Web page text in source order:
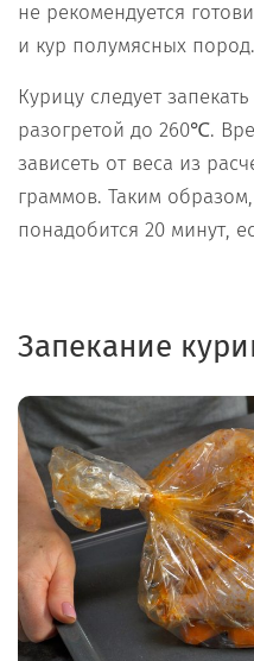
не рекомендуется
и кур полумясных пород.
Курицу следует
разогретой до 260℃.
зависеть от веса из
граммов. Таким
понадобится 20 минут,
Запекание